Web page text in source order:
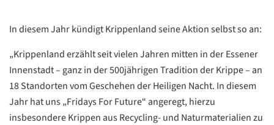
In diesem Jahr kündigt Krippenland seine Aktion selbst so an:
„Krippenland erzählt seit vielen Jahren mitten in der Essener
Innenstadt – ganz in der 500jährigen Tradition der Krippe – an
18 Standorten vom Geschehen der Heiligen Nacht. In diesem
Jahr hat uns „Fridays For Future“ angeregt, hierzu
insbesondere Krippen aus Recycling- und Naturmaterialien zu
ZURÜCK
Übersetzen
Translate
ZURÜCK